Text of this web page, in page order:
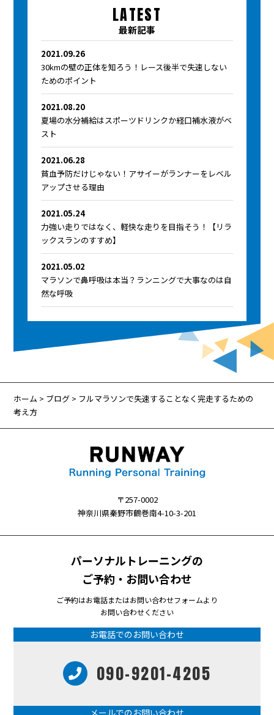
LATEST
最新記事
2021.09.26
30kmの壁の正体を知ろう！レース後半で失速しない
ためのポイント
2021.08.20
夏場の水分補給はスポーツドリンクか経口補水液がベ
スト
2021.06.28
貧血予防だけじゃない！アサイーがランナーをレベル
アップさせる理由
2021.05.24
力強い走りではなく、軽快な走りを目指そう！【リラ
ックスランのすすめ】
2021.05.02
マラソンで鼻呼吸は本当？ランニングで大事なのは自
然な呼吸
ホーム > ブログ > フルマラソンで失速することなく完走するための
考え方
〒257-0002
神奈川県秦野市鶴巻南4-10-3-201
パーソナルトレーニングの
ご予約・お問い合わせ
ご予約はお電話またはお問い合わせフォームより
お問い合わせください
お電話でのお問い合わせ
090-9201-4205
メールでのお問い合わせ